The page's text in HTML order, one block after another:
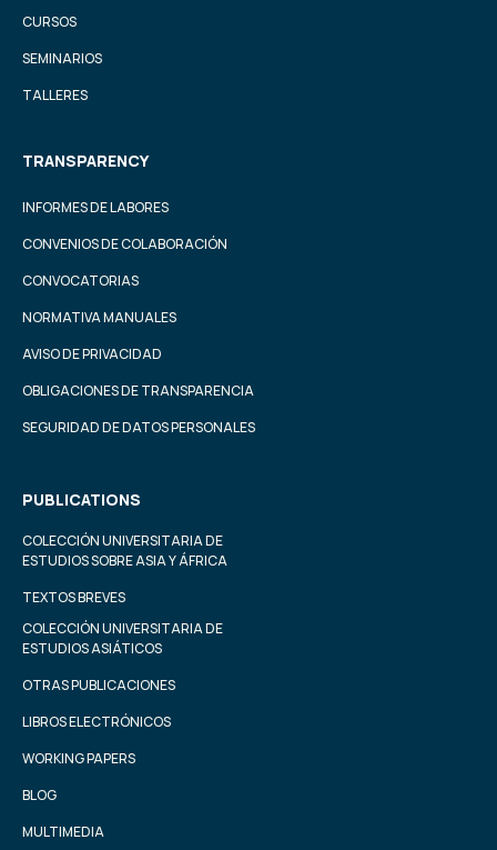
CURSOS
SEMINARIOS
TALLERES
TRANSPARENCY
INFORMES DE LABORES
CONVENIOS DE COLABORACIÓN
CONVOCATORIAS
NORMATIVA MANUALES
AVISO DE PRIVACIDAD
OBLIGACIONES DE TRANSPARENCIA
SEGURIDAD DE DATOS PERSONALES
PUBLICATIONS
COLECCIÓN UNIVERSITARIA DE
ESTUDIOS SOBRE ASIA Y ÁFRICA
TEXTOS BREVES
COLECCIÓN UNIVERSITARIA DE
ESTUDIOS ASIÁTICOS
OTRAS PUBLICACIONES
LIBROS ELECTRÓNICOS
WORKING PAPERS
BLOG
MULTIMEDIA